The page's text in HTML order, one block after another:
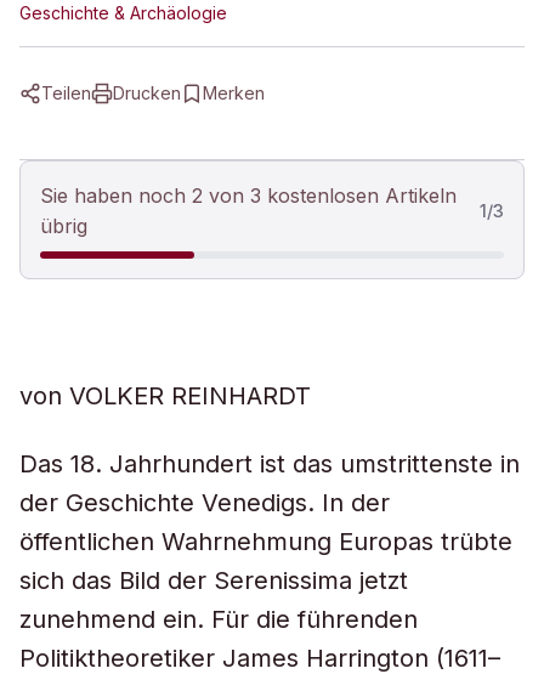
Geschichte & Archäologie
Teilen Drucken Merken
Sie haben noch 2 von 3 kostenlosen Artikeln
übrig
1/3
von VOLKER REINHARDT
Das 18. Jahrhundert ist das umstrittenste in
der Geschichte Venedigs. In der
öffentlichen Wahrnehmung Europas trübte
sich das Bild der Serenissima jetzt
zunehmend ein. Für die führenden
Politiktheoretiker James Harrington (1611–